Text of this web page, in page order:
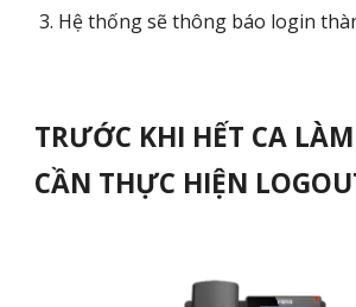
Hệ thống sẽ thông báo login
TRƯỚC KHI HẾT CA
CẦN THỰC HIỆN LOG